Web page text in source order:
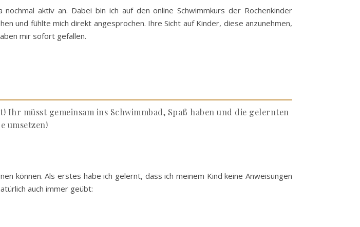
aktiv an. Dabei bin ich auf den online Schwimmkurs der Rochenkinder
und fühlte mich direkt angesprochen. Ihre Sicht auf Kinder, diese anzunehmen,
mir sofort gefallen.
müsst gemeinsam ins Schwimmbad, Spaß haben und die gelernten
umsetzen!
können. Als erstes habe ich gelernt, dass ich meinem Kind keine Anweisungen
auch immer geübt: